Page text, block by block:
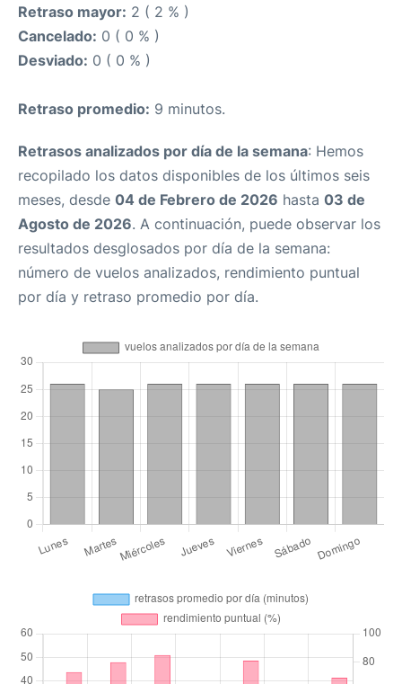
Retraso mayor: 2 ( 2 % )
Cancelado: 0 ( 0 % )
Desviado: 0 ( 0 % )
Retraso promedio: 9 minutos.
Retrasos analizados por día de la semana: Hemos
recopilado los datos disponibles de los últimos seis
meses, desde 04 de Febrero de 2026 hasta 03 de
Agosto de 2026. A continuación, puede observar los
resultados desglosados por día de la semana:
número de vuelos analizados, rendimiento puntual
por día y retraso promedio por día.